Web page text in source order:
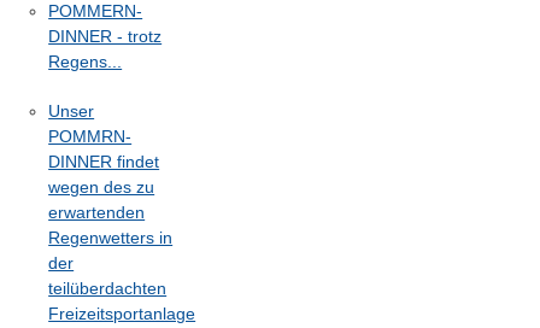
POMMERN-
DINNER - trotz
Regens...
Unser
POMMRN-
DINNER findet
wegen des zu
erwartenden
Regenwetters in
der
teilüberdachten
Freizeitsportanlage